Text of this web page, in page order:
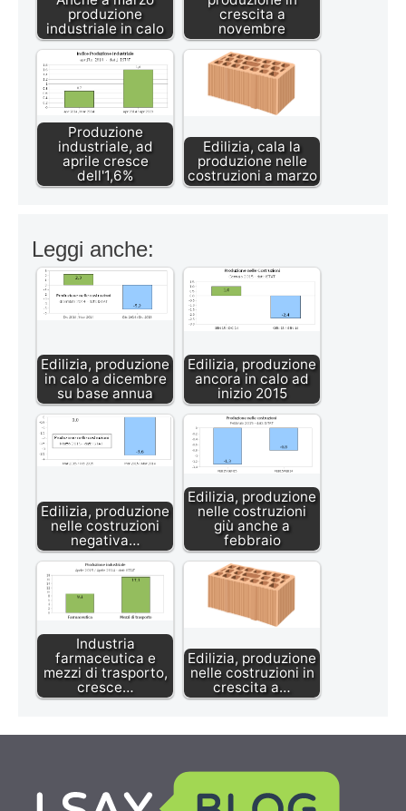
produzione
industriale in calo
crescita a
novembre
Produzione
industriale, ad
aprile cresce
dell'1,6%
Edilizia, cala la
produzione nelle
costruzioni a marzo
Leggi anche:
Edilizia, produzione
in calo a dicembre
su base annua
Edilizia, produzione
ancora in calo ad
inizio 2015
Edilizia, produzione
nelle costruzioni
negativa…
Edilizia, produzione
nelle costruzioni
giù anche a
febbraio
Industria
farmaceutica e
mezzi di trasporto,
cresce…
Edilizia, produzione
nelle costruzioni in
crescita a…